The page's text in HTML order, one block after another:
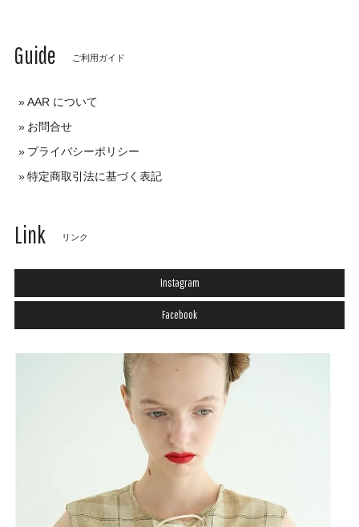
Guide ご利用ガイド
AAR について
お問合せ
プライバシーポリシー
特定商取引法に基づく表記
Link リンク
Instagram
Facebook